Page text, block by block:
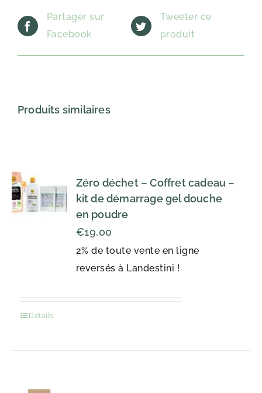
Partager sur
Facebook
Tweeter ce
produit
Produits similaires
Zéro déchet – Coffret cadeau –
kit de démarrage gel douche
en poudre
2% de toute vente en ligne
reversés à Landestini !
€19,00
Détails